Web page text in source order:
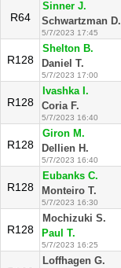
R64
Sinner J.
Schwartzman D.
5/7/2023 17:45
R128
Shelton B.
Daniel T.
5/7/2023 17:00
R128
Ivashka I.
Coria F.
5/7/2023 16:40
R128
Giron M.
Dellien H.
5/7/2023 16:40
R128
Eubanks C.
Monteiro T.
5/7/2023 16:30
R128
Mochizuki S.
Paul T.
5/7/2023 16:25
Loffhagen G.